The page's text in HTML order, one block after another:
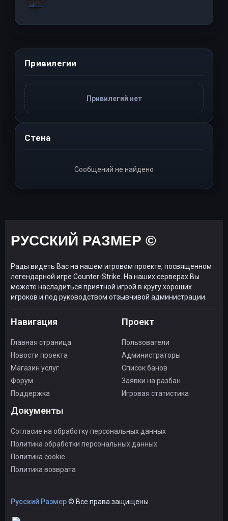
Привилегии
Привилегий нет
Стена
Сообщений не найдено
РУССКИЙ РАЗМЕР ©
Рады видеть Вас на нашем игровом проекте, посвященном
легендарной игре Counter-Strike. На наших серверах Вы
можете насладиться приятной игрой в кругу хороших
игроков и под руководством отзывчивой администрации.
Навигация
Главная страница
Новости проекта
Магазин услуг
Форум
Поддержка
Проект
Пользователи
Администраторы
Список банов
Заявки на разбан
Игровая статистика
Документы
Согласие на обработку персональных данных
Политика обработки персональных данных
Политика cookie
Политика возврата
Русский Размер© Все права защищены